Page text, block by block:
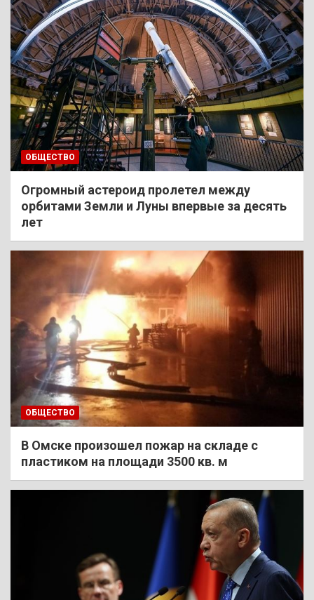
ОБЩЕСТВО
Огромный астероид пролетел между
орбитами Земли и Луны впервые за десять
лет
ОБЩЕСТВО
В Омске произошел пожар на складе с
пластиком на площади 3500 кв. м